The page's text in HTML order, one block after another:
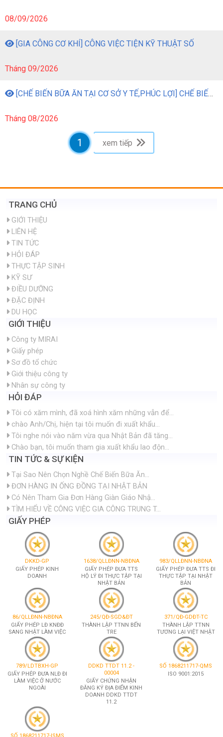
Tháng 08/2026
[DỰNG GIÀN GIÁO] CÔNG VIỆC DỰNG GIÀN GIÁO
31/08/2026
[KIM LOẠI TẤM SỬ DỤNG TRONG CÁC SẢN PHẨM CÔNG NGHIỆP] CÔNG VIỆC GIA CÔNG KIM LOẠI TẤM BẰNG MÁY MÓC
08/09/2026
[GIA CÔNG CƠ KHÍ] CÔNG VIỆC TIỆN KỸ THUẬT SỐ
Tháng 08/2026
TRANG CHỦ
GIỚI THIỆU
TIN TỨC
HỎI ĐÁP
THỰC TẬP SINH
KỸ SƯ
ĐIỀU DƯỠNG
ĐẶC ĐỊNH
DU HỌC
GIỚI THIỆU
Công ty MIRAI
Giấy phép
Sơ đồ tổ chức
Giới thiệu công ty
Nhân sự công ty
HỎI ĐÁP
Tôi có xăm mình, đã xoá hình xăm những vẫn để...
chào Anh/Chị, hiện tại tôi muốn đi xuất khẩu...
Tôi nghe nói vào năm vừa qua Nhật Bản đã tăng...
Chào bạn, tôi muốn tham gia xuất khẩu lao độn...
TIN TỨC & SỰ KIỆN
Tại Sao Nên Chọn Nghề Chế Biến Bữa Ăn...
ĐƠN HÀNG IN ỐNG ĐỒNG TẠI NHẬT BẢN
Có Nên Tham Gia Đơn Hàng Giàn Giáo Nhậ...
TÌM HIỂU VỀ CÔNG VIỆC GIA CÔNG TRUNG T...
GIẤY PHÉP
DKKD-GP
GIẤY PHÉP KINH
DOANH
1638/QLLĐNN-NBĐNA
GIẤY PHÉP ĐƯA TTS
HỘ LÝ ĐI THỰC TẬP TẠI
NHẬT BẢN
983/QLLĐNN-NBĐNA
GIẤY PHÉP ĐƯA TTS ĐI
THỰC TẬP TẠI NHẬT
86/QLLĐNN-NBĐNA
GIẤY PHÉP LĐ KNĐĐ
SANG NHẬT LÀM VIỆC